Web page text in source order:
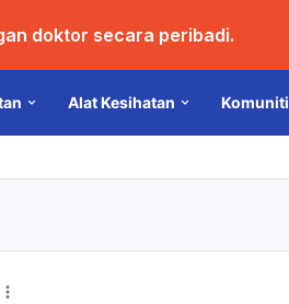
doktor secara peribadi.
Alat Kesihatan Komuniti